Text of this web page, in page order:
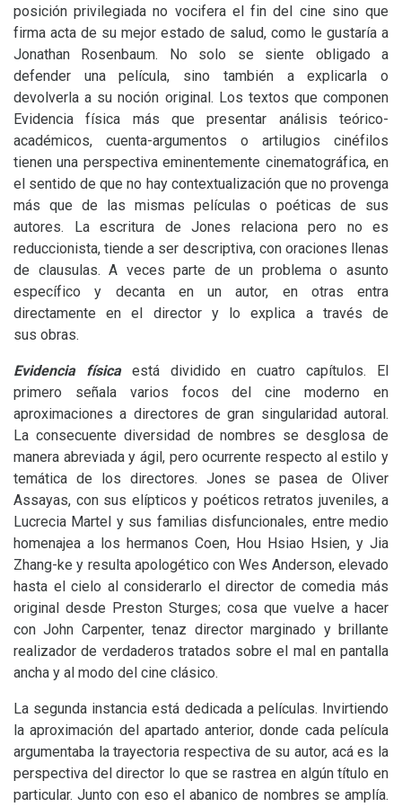
posición privilegiada no vocifera el fin del cine sino que
firma acta de su mejor estado de salud, como le gustaría a
Jonathan Rosenbaum. No solo se siente obligado a
defender una película, sino también a explicarla o
devolverla a su noción original. Los textos que componen
Evidencia física más que presentar análisis teórico-
académicos, cuenta-argumentos o artilugios cinéfilos
tienen una perspectiva eminentemente cinematográfica, en
el sentido de que no hay contextualización que no provenga
más que de las mismas películas o poéticas de sus
autores. La escritura de Jones relaciona pero no es
reduccionista, tiende a ser descriptiva, con oraciones llenas
de clausulas. A veces parte de un problema o asunto
específico y decanta en un autor, en otras entra
directamente en el director y lo explica a través de
sus obras.
Evidencia físicaestá dividido en cuatro capítulos. El
primero señala varios focos del cine moderno en
aproximaciones a directores de gran singularidad autoral.
La consecuente diversidad de nombres se desglosa de
manera abreviada y ágil, pero ocurrente respecto al estilo y
temática de los directores. Jones se pasea de Oliver
Assayas, con sus elípticos y poéticos retratos juveniles, a
Lucrecia Martel y sus familias disfuncionales, entre medio
homenajea a los hermanos Coen, Hou Hsiao Hsien, y Jia
Zhang-ke y resulta apologético con Wes Anderson, elevado
hasta el cielo al considerarlo el director de comedia más
original desde Preston Sturges; cosa que vuelve a hacer
con John Carpenter, tenaz director marginado y brillante
realizador de verdaderos tratados sobre el mal en pantalla
ancha y al modo del cine clásico.
La segunda instancia está dedicada a películas. Invirtiendo
la aproximación del apartado anterior, donde cada película
argumentaba la trayectoria respectiva de su autor, acá es la
perspectiva del director lo que se rastrea en algún título en
particular. Junto con eso el abanico de nombres se amplía.